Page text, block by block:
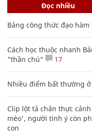
Đọc nhiều
Bảng công thức đạo
Cách học thuộc nhanh
"thần chú"
17
Nhiều điểm bất thường
Clip lột tả chân thực
mèo', người tinh ý còn
con